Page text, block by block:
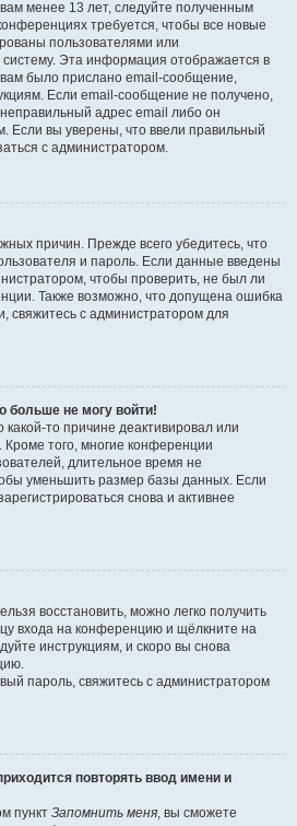
менее 13 лет, следуйте полученным
требуется, чтобы все новые
пользователями или
Эта информация отображается в
было прислано email-сообщение,
Если email-сообщение не получено,
адрес email либо он
Если вы уверены, что ввели правильный
с администратором.
причин. Прежде всего убедитесь, что
и пароль. Если данные введены
чтобы проверить, не был ли
Также возможно, что допущена ошибка
свяжитесь с администратором для
больше не могу войти!
то причине деактивировал или
того, многие конференции
длительное время не
уменьшить размер базы данных. Если
снова и активнее
восстановить, можно легко получить
входа на конференцию и щёлкните на
инструкциям, и скоро вы снова
пароль, свяжитесь с администратором
повторять ввод имени и
пункт Запомнить меня, вы сможете